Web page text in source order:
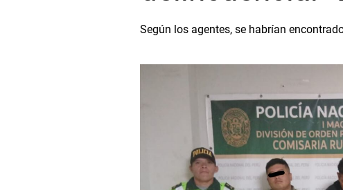
Según los agentes, se habrían